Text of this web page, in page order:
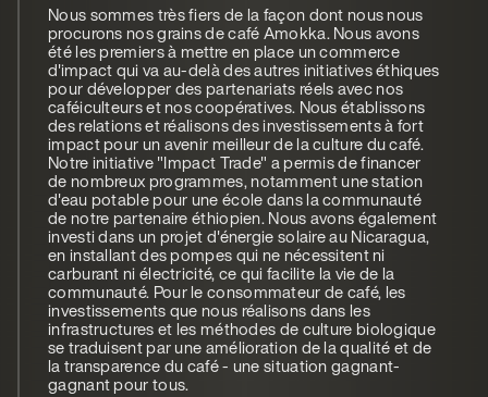
Nous sommes très fiers de la façon dont nous nous
procurons nos grains de café Amokka. Nous avons
été les premiers à mettre en place un commerce
d'impact qui va au-delà des autres initiatives éthiques
pour développer des partenariats réels avec nos
caféiculteurs et nos coopératives. Nous établissons
des relations et réalisons des investissements à fort
impact pour un avenir meilleur de la culture du café.
Notre initiative "Impact Trade" a permis de financer
de nombreux programmes, notamment une station
d'eau potable pour une école dans la communauté
de notre partenaire éthiopien. Nous avons également
investi dans un projet d'énergie solaire au Nicaragua,
en installant des pompes qui ne nécessitent ni
carburant ni électricité, ce qui facilite la vie de la
communauté. Pour le consommateur de café, les
investissements que nous réalisons dans les
infrastructures et les méthodes de culture biologique
se traduisent par une amélioration de la qualité et de
la transparence du café - une situation gagnant-
gagnant pour tous.